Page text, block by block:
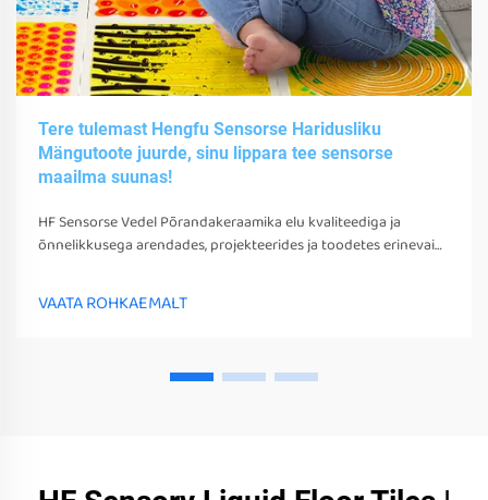
Tere tulemast Hengfu Sensorse Haridusliku
Mängutoote juurde, sinu lippara tee sensorse
maailma suunas!
HF Sensorse Vedel Põrandakeraamika elu kvaliteediga ja
õnnelikkusega arendades, projekteerides ja toodetes erinevaid
tunneid
VAATA ROHKAEMALT